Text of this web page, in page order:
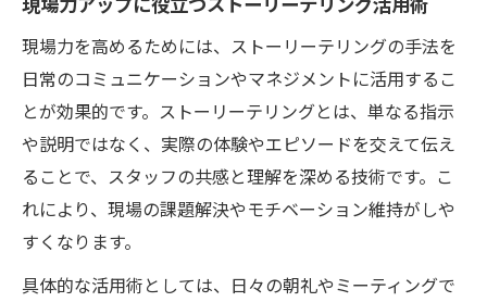
現場力を高めるためには、ストーリーテリングの手法を
日常のコミュニケーションやマネジメントに活用するこ
とが効果的です。ストーリーテリングとは、単なる指示
や説明ではなく、実際の体験やエピソードを交えて伝え
ることで、スタッフの共感と理解を深める技術です。こ
れにより、現場の課題解決やモチベーション維持がしや
すくなります。
具体的な活用術としては、日々の朝礼やミーティングで